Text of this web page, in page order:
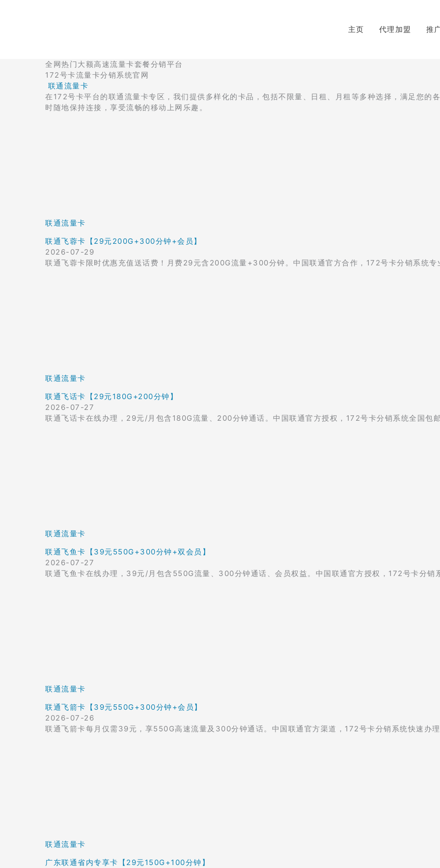
主页 代理加盟 推
全网热门大额高速流量卡套餐分销平台
172号卡流量卡分销系统官网
联通流量卡
在172号卡平台的联通流量卡专区，我们提供多样化的卡品，包括不限量、日租、月租等多种选择，满足您的
时随地保持连接，享受流畅的移动上网乐趣。
联通流量卡
联通飞蓉卡【29元200G+300分钟+会员】
2026-07-29
联通飞蓉卡限时优惠充值送话费！月费29元含200G流量+300分钟。中国联通官方合作，172号卡分销系统专
联通流量卡
联通飞话卡【29元180G+200分钟】
2026-07-27
联通飞话卡在线办理，29元/月包含180G流量、200分钟通话。中国联通官方授权，172号卡分销系统全国包
联通流量卡
联通飞鱼卡【39元550G+300分钟+双会员】
2026-07-27
联通飞鱼卡在线办理，39元/月包含550G流量、300分钟通话、会员权益。中国联通官方授权，172号卡分销
联通流量卡
联通飞箭卡【39元550G+300分钟+会员】
2026-07-26
联通飞箭卡每月仅需39元，享550G高速流量及300分钟通话。中国联通官方渠道，172号卡分销系统快速办
联通流量卡
广东联通省内专享卡【29元150G+100分钟】